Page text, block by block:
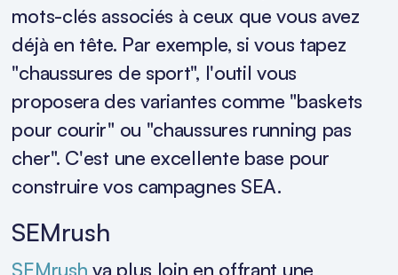
mots-clés associés à ceux que vous avez
déjà en tête. Par exemple, si vous tapez
"chaussures de sport", l'outil vous
proposera des variantes comme "baskets
pour courir" ou "chaussures running pas
cher". C'est une excellente base pour
construire vos campagnes SEA.
SEMrush
SEMrush va plus loin en offrant une